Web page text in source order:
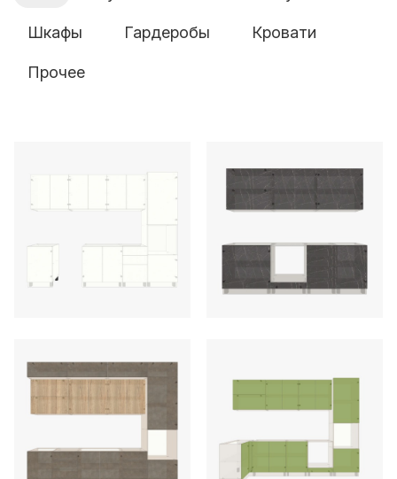
Шкафы Гардеробы Кровати
Прочее